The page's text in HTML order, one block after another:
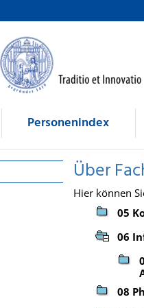
Personenindex
Über
Hier können
05
06
08